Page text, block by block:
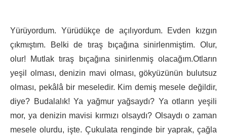
Yürüyordum. Yürüdükçe de açılıyordum. Evden kızgın
çıkmıştım. Belki de tıraş bıçağına sinirlenmiştim. Olur,
olur! Mutlak tıraş bıçağına sinirlenmiş olacağım.Otların
yeşil olması, denizin mavi olması, gökyüzünün bulutsuz
olması, pekâlâ bir meseledir. Kim demiş mesele değildir,
diye? Budalalık! Ya yağmur yağsaydı? Ya otların yeşili
mor, ya denizin mavisi kırmızı olsaydı? Olsaydı o zaman
mesele olurdu, işte. Çukulata renginde bir yaprak, çağla